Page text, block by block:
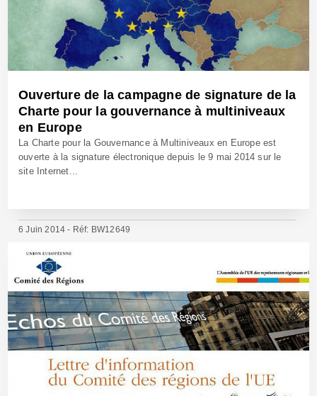
Ouverture de la campagne de signature de la
Charte pour la gouvernance à multiniveaux
en Europe
La Charte pour la Gouvernance à Multiniveaux en Europe est
ouverte à la signature électronique depuis le 9 mai 2014 sur le
site Internet...
6 Juin 2014 - Réf: BW12649